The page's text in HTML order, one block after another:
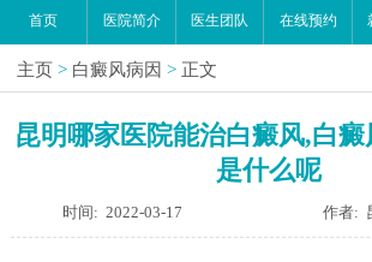
首页 医院简介 医生团队 在线预约
主页 > 白癜风病因 > 正文
昆明哪家医院能治白癜风,白癜
是什么呢
时间: 2022-03-17 作者: